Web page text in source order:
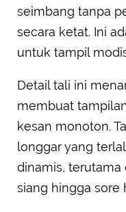
seimbang tanpa
secara ketat. Ini
untuk tampil
Detail tali ini
membuat
kesan monoton.
longgar yang
dinamis,
siang hingga sore